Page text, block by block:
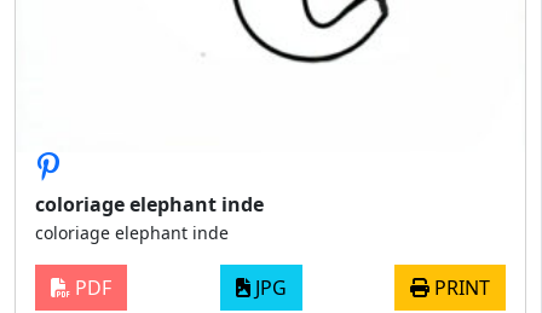
coloriage elephant inde
coloriage elephant inde
PDF JPG PRINT